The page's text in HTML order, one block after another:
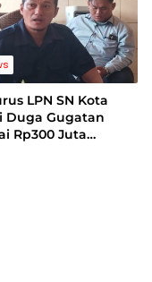
LPN SN Kota
Duga Gugatan
Rp300 Juta